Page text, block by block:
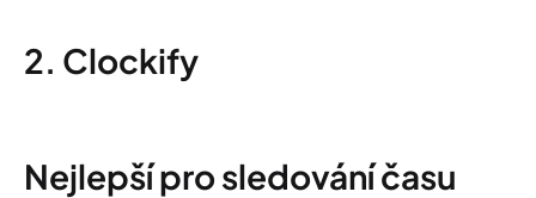
2. Clockify
Nejlepší pro sledování času